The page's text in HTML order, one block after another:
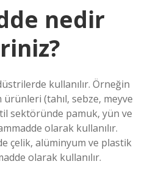
nedir
kullanılır. Örneğin
ürünleri (tahıl, sebze, meyve
sektöründe pamuk, yün ve
olarak kullanılır.
çelik, alüminyum ve plastik
olarak kullanılır.